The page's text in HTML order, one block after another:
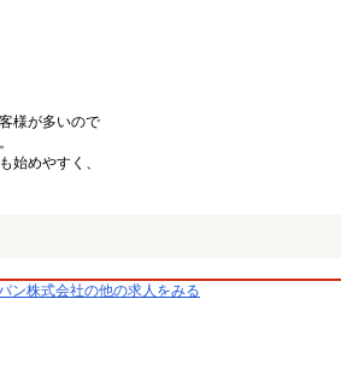
様が多いので
始めやすく、
ン株式会社の他の求人をみる